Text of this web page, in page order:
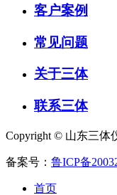
客户案例
常见问题
关于三体
联系三体
Copyright © 山东三体
备案号： 鲁ICP备
首页